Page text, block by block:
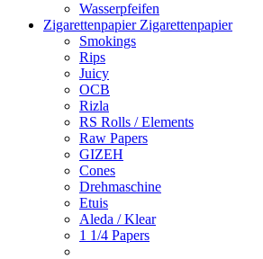
Wasserpfeifen
Zigarettenpapier Zigarettenpapier
Smokings
Rips
Juicy
OCB
Rizla
RS Rolls / Elements
Raw Papers
GIZEH
Cones
Drehmaschine
Etuis
Aleda / Klear
1 1/4 Papers